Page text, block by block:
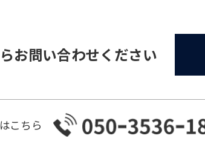
お問い合わせください
こちら